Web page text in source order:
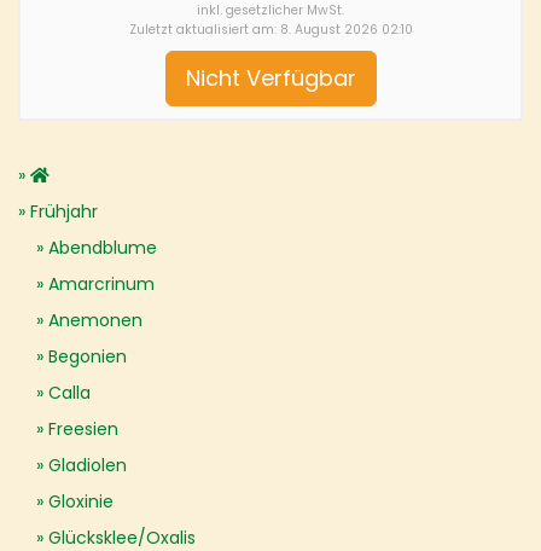
inkl. gesetzlicher MwSt.
Zuletzt aktualisiert am: 8. August 2026 02:10
Nicht Verfügbar
Frühjahr
Abendblume
Amarcrinum
Anemonen
Begonien
Calla
Freesien
Gladiolen
Gloxinie
Glücksklee/Oxalis